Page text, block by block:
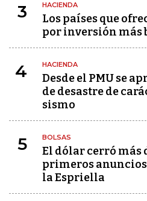
3 HACIENDA
Los países que
por inversión más
4 HACIENDA
Desde el PMU se
de desastre de
sismo
5 BOLSAS
El dólar cerró más
primeros anuncios
la Espriella